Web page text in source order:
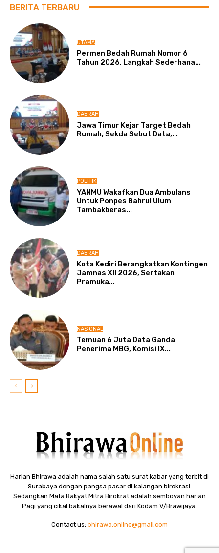
BERITA TERBARU
UTAMA
Permen Bedah Rumah Nomor 6
Tahun 2026, Langkah Sederhana...
DAERAH
Jawa Timur Kejar Target Bedah
Rumah, Sekda Sebut Data,...
POLITIK
YANMU Wakafkan Dua Ambulans
Untuk Ponpes Bahrul Ulum
Tambakberas...
DAERAH
Kota Kediri Berangkatkan Kontingen
Jamnas XII 2026, Sertakan
Pramuka...
NASIONAL
Temuan 6 Juta Data Ganda
Penerima MBG, Komisi IX...
Harian Bhirawa adalah nama salah satu surat kabar yang terbit di
Surabaya dengan pangsa pasar di kalangan birokrasi.
Sedangkan Mata Rakyat Mitra Birokrat adalah semboyan harian
Pagi yang cikal bakalnya berawal dari Kodam V/Brawijaya.
Contact us: bhirawa.online@gmail.com